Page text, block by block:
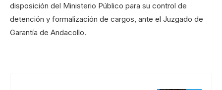
disposición del Ministerio Público para su control de
detención y formalización de cargos, ante el Juzgado de
Garantía de Andacollo.